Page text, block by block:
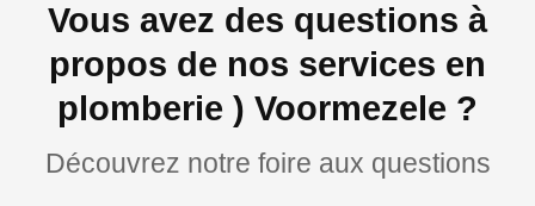
Vous avez des questions à
propos de nos services en
plomberie ) Voormezele ?
Découvrez notre foire aux questions